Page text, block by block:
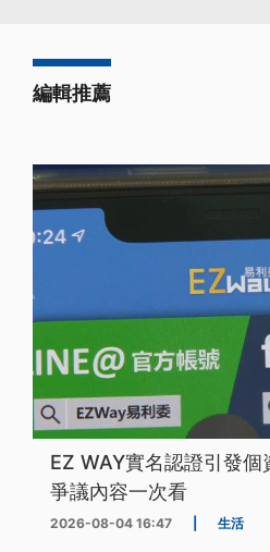
編輯推薦
EZ WAY實名認證引發個
爭議內容一次看
2026-08-04 16:47 生活